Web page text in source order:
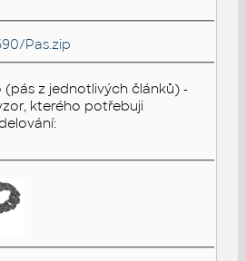
Pas.zip
z jednotlivých článků) -
kterého potřebuji